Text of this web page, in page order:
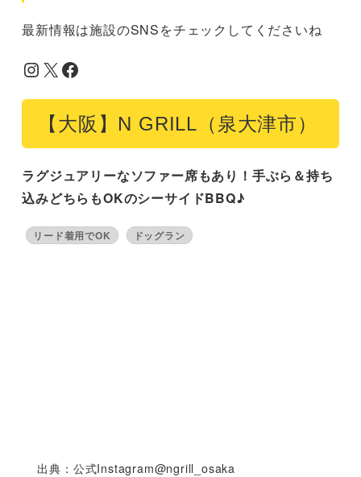
最新情報は施設のSNSをチェックしてくださいね
Instagram
X Facebook
【大阪】N GRILL（泉大津市）
ラグジュアリーなソファー席もあり！手ぶら＆持ち
込みどちらもOKのシーサイドBBQ♪
リード着用でOK ドッグラン
出典：公式Instagram@ngrill_osaka